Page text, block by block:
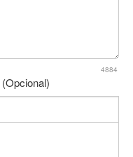
4884
(Opcional)